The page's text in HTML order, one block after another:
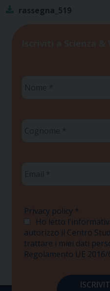
rassegna_519
Privacy policy *
Ho letto
autorizzo il Centro
trattare i miei dati
Regolamento UE 2016/